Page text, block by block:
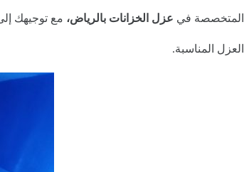
المتخصصة في عزل الخزانات بالرياض، مع توجيهك
العزل المناسبة.